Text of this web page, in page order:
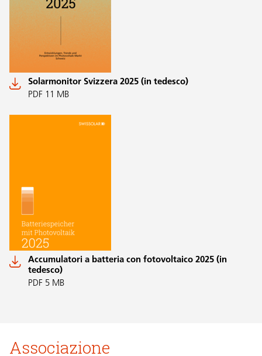
Solarmonitor Svizzera 2025 (in tedesco)
PDF 11 MB
Accumulatori a batteria con fotovoltaico 2025 (in
tedesco)
PDF 5 MB
Associazione